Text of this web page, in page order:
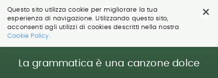
×
Questo sito utilizza cookie per migliorare la tua
esperienza di navigazione. Utilizzando questo sito,
acconsenti agli utilizzi di cookies descritti nella nostra
Cookie Policy.
Salta
SaltaLa grammatica è una canzone dolce